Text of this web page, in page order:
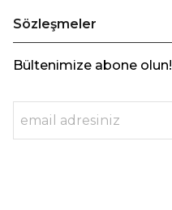
Sözleşmeler
Bültenimize abone olun!